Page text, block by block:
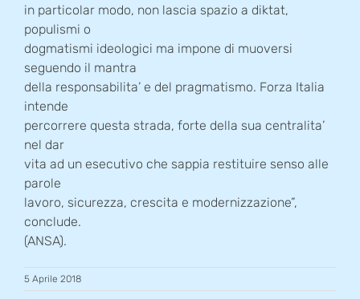
in particolar modo, non lascia spazio a diktat,
populismi o
dogmatismi ideologici ma impone di muoversi
seguendo il mantra
della responsabilita’ e del pragmatismo. Forza Italia
intende
percorrere questa strada, forte della sua centralita’
nel dar
vita ad un esecutivo che sappia restituire senso alle
parole
lavoro, sicurezza, crescita e modernizzazione”,
conclude.
(ANSA).
5 Aprile 2018